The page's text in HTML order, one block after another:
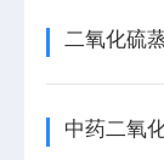
二氧化硫